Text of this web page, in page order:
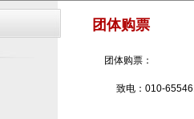
团体购票
团体购票：
致电：010-